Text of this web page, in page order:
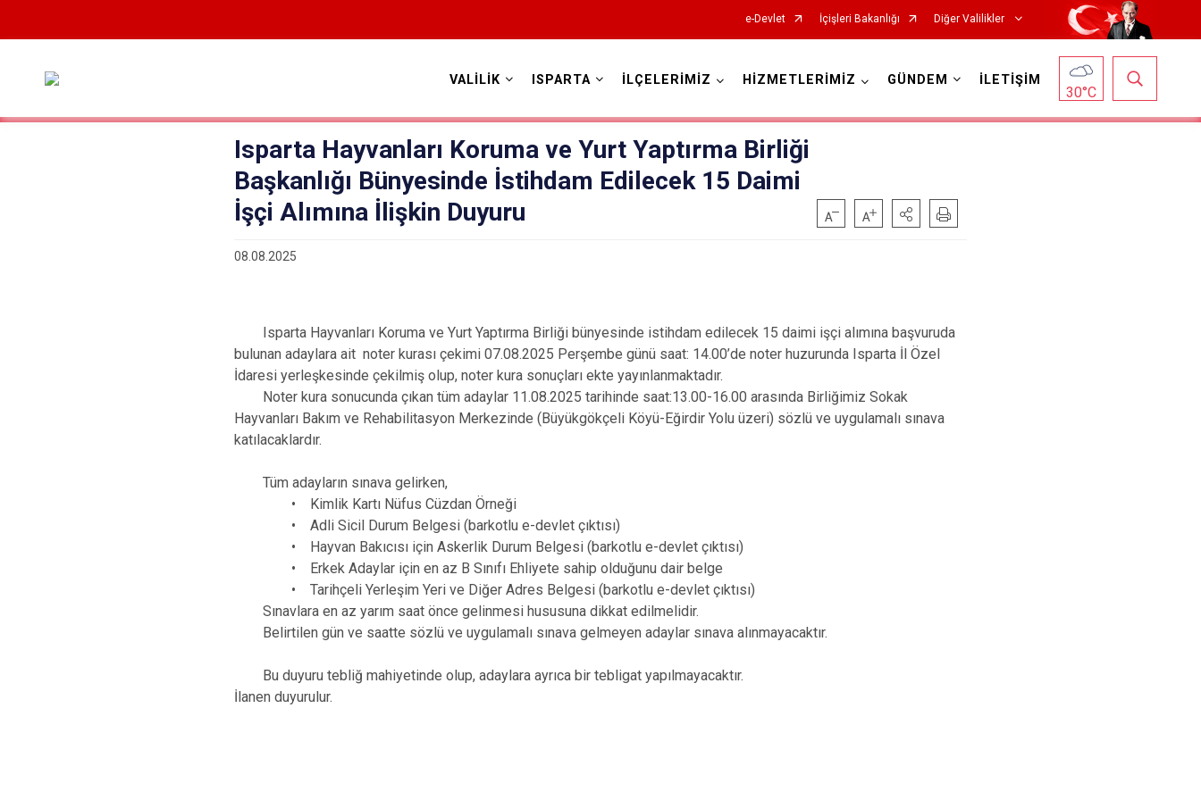
e-Devlet İçişleri Bakanlığı Diğer Valilikler
VALİLİK ISPARTA İLÇELERİMİZ HİZMETLERİMİZ GÜNDEM İLETİŞİM
30°C
Isparta Hayvanları Koruma ve Yurt Yaptırma Birliği
Başkanlığı Bünyesinde İstihdam Edilecek 15 Daimi
İşçi Alımına İlişkin Duyuru
08.08.2025
Isparta Hayvanları Koruma ve Yurt Yaptırma Birliği bünyesinde istihdam edilecek 15 daimi işçi alımına başvuruda
bulunan adaylara ait noter kurası çekimi 07.08.2025 Perşembe günü saat: 14.00’de noter huzurunda Isparta İl Özel
İdaresi yerleşkesinde çekilmiş olup, noter kura sonuçları ekte yayınlanmaktadır.
Noter kura sonucunda çıkan tüm adaylar 11.08.2025 tarihinde saat:13.00-16.00 arasında Birliğimiz Sokak
Hayvanları Bakım ve Rehabilitasyon Merkezinde (Büyükgökçeli Köyü-Eğirdir Yolu üzeri) sözlü ve uygulamalı sınava
katılacaklardır.
Tüm adayların sınava gelirken,
• Kimlik Kartı Nüfus Cüzdan Örneği
• Adli Sicil Durum Belgesi (barkotlu e-devlet çıktısı)
• Hayvan Bakıcısı için Askerlik Durum Belgesi (barkotlu e-devlet çıktısı)
• Erkek Adaylar için en az B Sınıfı Ehliyete sahip olduğunu dair belge
• Tarihçeli Yerleşim Yeri ve Diğer Adres Belgesi (barkotlu e-devlet çıktısı)
Sınavlara en az yarım saat önce gelinmesi hususuna dikkat edilmelidir.
Belirtilen gün ve saatte sözlü ve uygulamalı sınava gelmeyen adaylar sınava alınmayacaktır.
Bu duyuru tebliğ mahiyetinde olup, adaylara ayrıca bir tebligat yapılmayacaktır.
İlanen duyurulur.